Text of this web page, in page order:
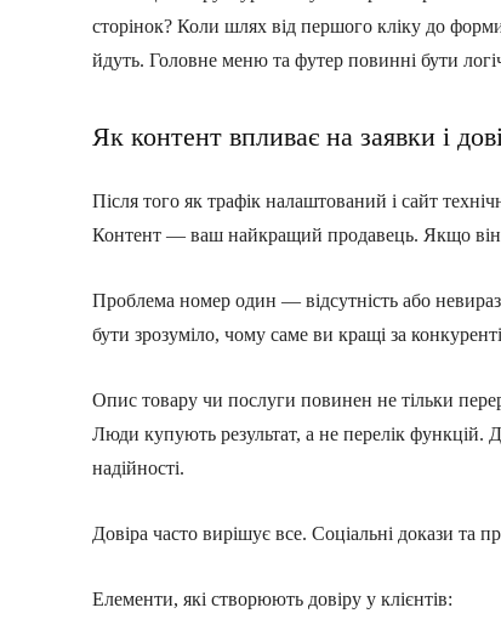
сторінок? Коли шлях від першого кліку до
йдуть. Головне меню та футер повинні бути
Як контент впливає на заявки і
Після того як трафік налаштований і сайт
Контент — ваш найкращий продавець. Якщо він
Проблема номер один — відсутність або
бути зрозуміло, чому саме ви кращі за
Опис товару чи послуги повинен не тільки
Люди купують результат, а не перелік функцій.
надійності.
Довіра часто вирішує все. Соціальні докази та
Елементи, які створюють довіру у клієнтів: